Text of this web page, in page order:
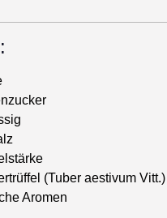
(Tuber aestivum
Aromen